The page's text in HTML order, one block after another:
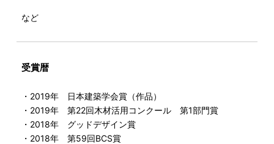
など
受賞暦
・2019年 日本建築学会賞（作品）
・2019年 第22回木材活用コンクール 第1部門賞
・2018年 グッドデザイン賞
・2018年 第59回BCS賞